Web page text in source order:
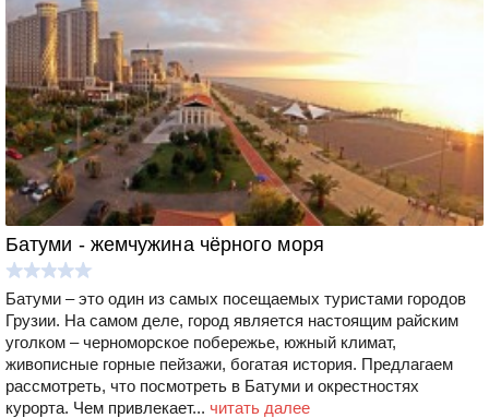
Батуми - жемчужина чёрного моря
Батуми – это один из самых посещаемых туристами городов
Грузии. На самом деле, город является настоящим райским
уголком – черноморское побережье, южный климат,
живописные горные пейзажи, богатая история. Предлагаем
рассмотреть, что посмотреть в Батуми и окрестностях
курорта. Чем привлекает... читать далее